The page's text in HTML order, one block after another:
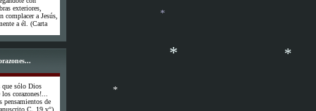
exteriores,
complacer a Jesús,
a él. (Carta
que sólo Dios
corazones!...
pensamientos de
C, 19 v°)